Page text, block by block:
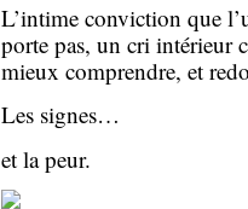
L’intime conviction que
porte pas, un cri intérieur
mieux comprendre, et
Les signes…
et la peur.